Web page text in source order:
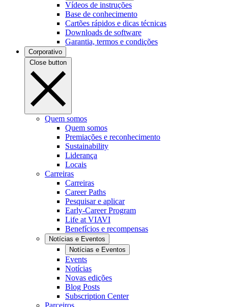
Vídeos de instruções
Base de conhecimento
Cartões rápidos e dicas técnicas
Downloads de software
Garantia, termos e condições
Corporativo
Close button
Quem somos
Quem somos
Premiações e reconhecimento
Sustainability
Liderança
Locais
Carreiras
Carreiras
Career Paths
Pesquisar e aplicar
Early-Career Program
Life at VIAVI
Benefícios e recompensas
Notícias e Eventos
Notícias e Eventos
Events
Notícias
Novas edições
Blog Posts
Subscription Center